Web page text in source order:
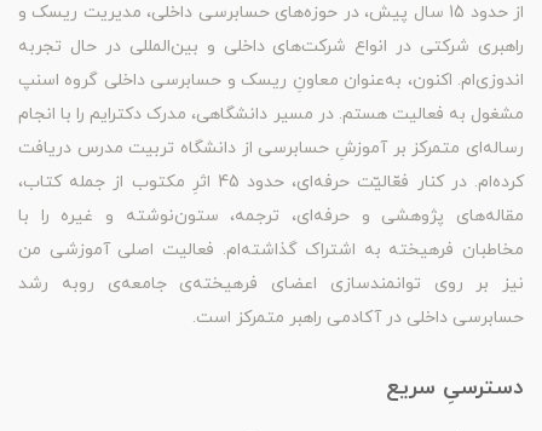
از حدود 15 سال پیش، در حوزه‌های حسابرسی داخلی، مدیریت ریسک و
راهبری شرکتی در انواع شرکت‌های داخلی و بین‌المللی در حال تجربه
اندوزی‌ام. اکنون، به‌عنوان معاونِ ریسک و حسابرسی داخلی گروه اسنپ
مشغول به فعالیت هستم. در مسیر دانشگاهی، مدرک دکترایم را با انجام
رساله‌ای متمرکز بر آموزشِ حسابرسی از دانشگاه تربیت مدرس دریافت
کرده‌ام. در کنار فعّالیّت حرفه‌ای، حدود 45 اثرِ مکتوب از جمله کتاب،
مقاله‌های پژوهشی و حرفه‌ای، ترجمه، ستون‌نوشته و غیره را با
مخاطبان فرهیخته به اشتراک گذاشته‌ام. فعالیت اصلی آموزشی من
نیز بر روی توانمندسازی اعضای فرهیخته‌ی جامعه‌ی روبه رشد
حسابرسی داخلی در آکادمی راهبر متمرکز است.
دسترسیِ سریع